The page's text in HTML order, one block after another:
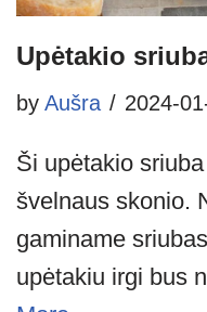
Upėtakio
by Aušra 2024-
Ši upėtakio
švelnaus skonio.
gaminame
upėtakiu irgi bus